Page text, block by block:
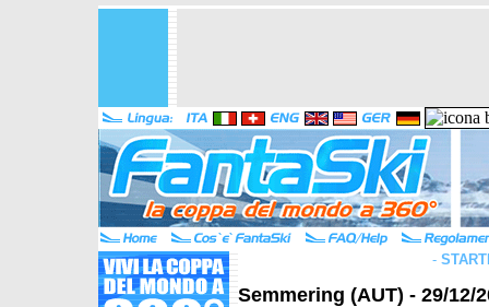
-
Semmering (AUT) - 29/12/